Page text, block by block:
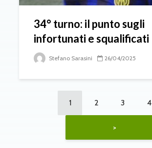
34° turno: il punto sugli
infortunati e squalificati
Stefano Sarasini 26/04/2025
1 2 3 4
>